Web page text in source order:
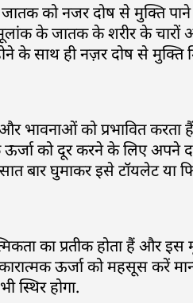
को नजर दोष से मुक्ति
के जातक के शरीर के चारों
के साथ ही नज़र दोष से मुक्ति
भावनाओं को प्रभावित करता
को दूर करने के लिए अपने
बार घुमाकर इसे टॉयलेट या
का प्रतीक होता हैं और
ऊर्जा को महसूस करें
होगा.